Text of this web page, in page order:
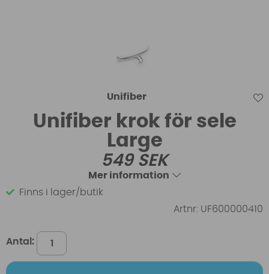
Unifiber
Unifiber krok för sele
Large
549SEK
Mer information
Finns i lager/butik
Artnr: UF600000410
Antal: